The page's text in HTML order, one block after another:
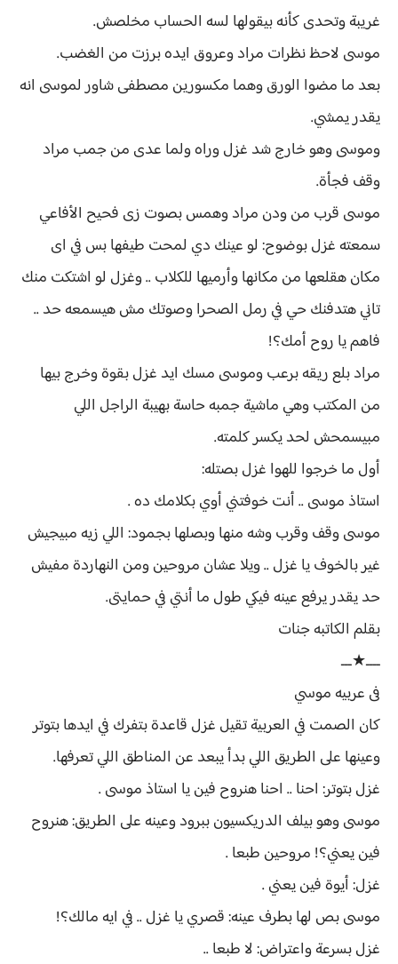
غريبة وتحدى كأنه بيقولها لسه الحساب مخلصش.
موسى لاحظ نظرات مراد وعروق ايده برزت من الغضب.
بعد ما مضوا الورق وهما مكسورين مصطفى شاور لموسى انه
يقدر يمشي.
وموسى وهو خارج شد غزل وراه ولما عدى من جمب مراد
وقف فجأة.
موسى قرب من ودن مراد وهمس بصوت زى فحيح الأفاعي
سمعته غزل بوضوح: لو عينك دي لمحت طيفها بس في اى
مكان هقلعها من مكانها وأرميها للكلاب .. وغزل لو اشتكت منك
تاني هتدفنك حي في رمل الصحرا وصوتك مش هيسمعه حد ..
فاهم يا روح أمك؟!
مراد بلع ريقه برعب وموسى مسك ايد غزل بقوة وخرج بيها
من المكتب وهي ماشية جمبه حاسة بهيبة الراجل اللي
مبيسمحش لحد يكسر كلمته.
أول ما خرجوا للهوا غزل بصتله:
استاذ موسى .. أنت خوفتني أوي بكلامك ده .
موسى وقف وقرب وشه منها وبصلها بجمود: اللي زيه مبيجيش
غير بالخوف يا غزل .. ويلا عشان مروحين ومن النهاردة مفيش
حد يقدر يرفع عينه فيكي طول ما أنتي في حمايتى.
بقلم الكاتبه جنات
ــــ★ـــ
فى عربيه موسي
كان الصمت في العربية تقيل غزل قاعدة بتفرك في ايدها بتوتر
وعينها على الطريق اللي بدأ يبعد عن المناطق اللي تعرفها.
غزل بتوتر: احنا .. احنا هنروح فين يا استاذ موسى .
موسى وهو بيلف الدريكسيون ببرود وعينه على الطريق: هنروح
فين يعني؟! مروحين طبعا .
غزل: أيوة فين يعني .
موسى بص لها بطرف عينه: قصري يا غزل .. في ايه مالك؟!
غزل بسرعة واعتراض: لا طبعا ..